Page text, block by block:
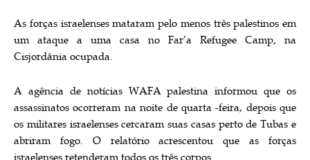
As forças israelenses mataram pelo menos três palestinos em
um ataque a uma casa no Far’a Refugee Camp, na
Cisjordânia ocupada.
A agência de notícias WAFA palestina informou que os
assassinatos ocorreram na noite de quarta -feira, depois que
os militares israelenses cercaram suas casas perto de Tubas e
abriram fogo. O relatório acrescentou que as forças
israelenses retenderam todos os três corpos.